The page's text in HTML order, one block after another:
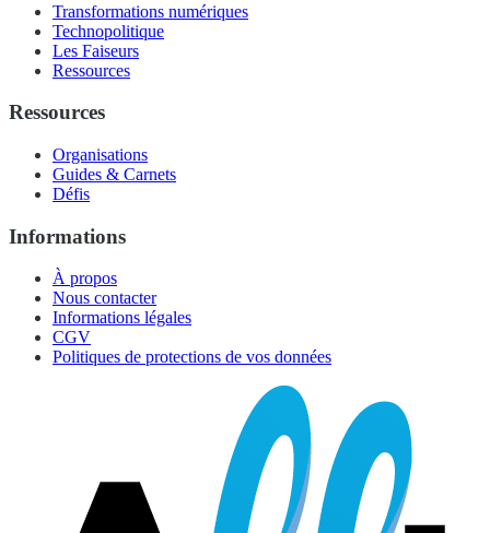
Transformations numériques
Technopolitique
Les Faiseurs
Ressources
Ressources
Organisations
Guides & Carnets
Défis
Informations
À propos
Nous contacter
Informations légales
CGV
Politiques de protections de vos données